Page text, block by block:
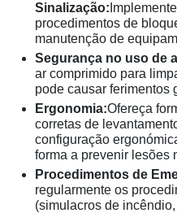
Sinalização:
procedimentos de
manutenção de
Segurança no uso de
ar comprimido para
pode causar ferimentos
Ergonomia:Ofereça
corretas de
configuração
forma a prevenir lesões
Procedimentos de
regularmente os
(simulacros de